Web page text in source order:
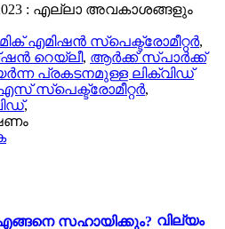
2023 : എല്ലാ അവകാശങ്ങളും
എമിഷൻ സ്പെക്ട്രോമീറ്റർ,
റെയ്‌ലീ, ആർക്ക് സ്പാർക്ക്
പ്രകടനമുള്ള ലിക്വിഡ്
സ്പെക്ട്രോമീറ്റർ,
,
വില്യം